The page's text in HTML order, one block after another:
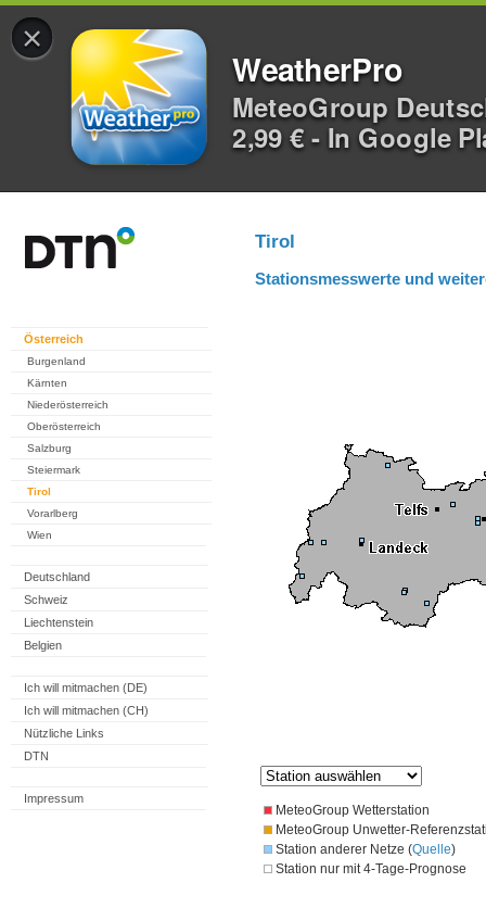
×
WeatherPro
MeteoGroup
2,99 € - In Google
Österreich
Burgenland
Kärnten
Niederösterreich
Oberösterreich
Salzburg
Steiermark
Tirol
Vorarlberg
Wien
Deutschland
Schweiz
Liechtenstein
Belgien
Ich will mitmachen (DE)
Ich will mitmachen (CH)
Nützliche Links
DTN
Impressum
Tirol
Stationsmesswerte und
MeteoGroup Wetterstation
MeteoGroup Unwetter-
Station anderer Netze (Quelle)
Station nur mit 4-Tage-Prognose